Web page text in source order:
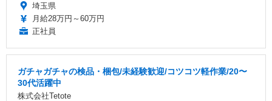
埼玉県
月給28万円～60万円
正社員
ガチャガチャの検品・梱包/未経験歓迎/コツコツ軽作業/20〜
30代活躍中
株式会社Tetote